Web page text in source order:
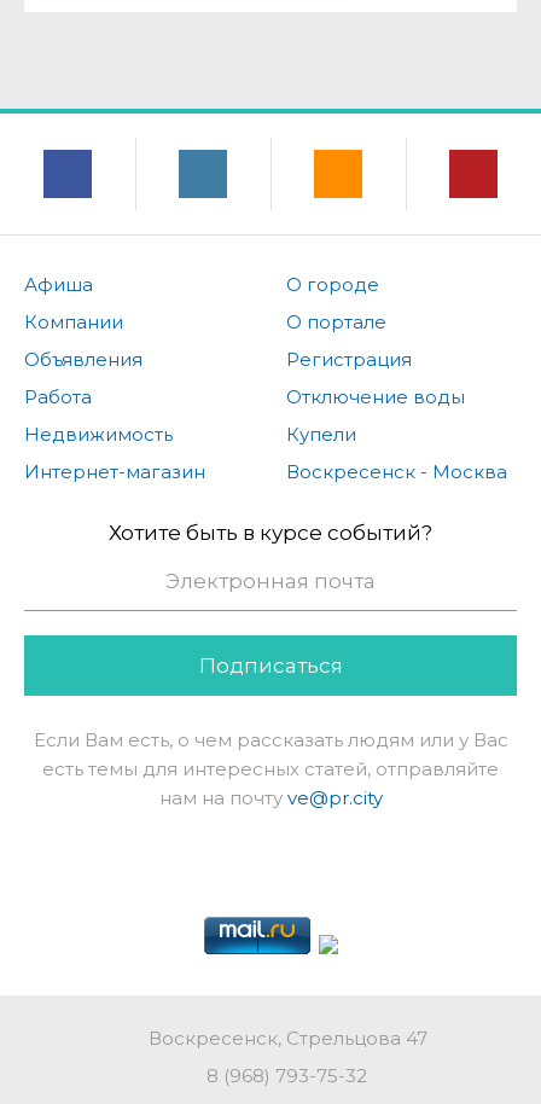
Афиша
Компании
Объявления
Работа
Недвижимость
Интернет-магазин
О городе
О портале
Регистрация
Отключение воды
Купели
Воскресенск - Москва
Хотите быть в курсе событий?
Подписаться
Если Вам есть, о чем рассказать людям или у Вас
есть темы для интересных статей, отправляйте
нам на почту ve@pr.city
Воскресенск, Стрельцова 47
8 (968) 793-75-32